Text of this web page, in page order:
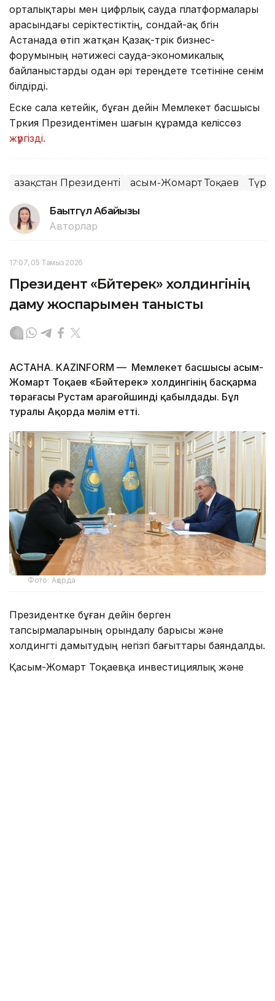
орталықтары мен цифрлық сауда платформалары
арасындағы серіктестіктің, сондай-ақ бүгін
Астанада өтіп жатқан Қазақ-түрік бизнес-
форумының нәтижесі сауда-экономикалық
байланыстарды одан әрі тереңдете түсетініне сенім
білдірді.
Еске сала кетейік, бұған дейін Мемлекет басшысы
Түркия Президентімен шағын құрамда келіссөз
жүргізді.
Қазақстан Президенті Қасым-Жомарт Тоқаев
Бақытгүл Абайқызы
Авторлар
17:07, 05 Тамыз 2026
Президент «Бәйтерек» холдингінің
даму жоспарымен танысты
АСТАНА. KAZINFORM — Мемлекет басшысы Қасым-
Жомарт Тоқаев «Бәйтерек» холдингінің басқарма
төрағасы Рустам Қарағойшинді қабылдады. Бұл
туралы Ақорда мәлім етті.
Фото: Ақорда
Президентке бұған дейін берген
тапсырмаларының орындалу барысы және
холдингті дамытудың негізгі бағыттары баяндалды.
Қасым-Жомарт Тоқаевқа инвестициялық және